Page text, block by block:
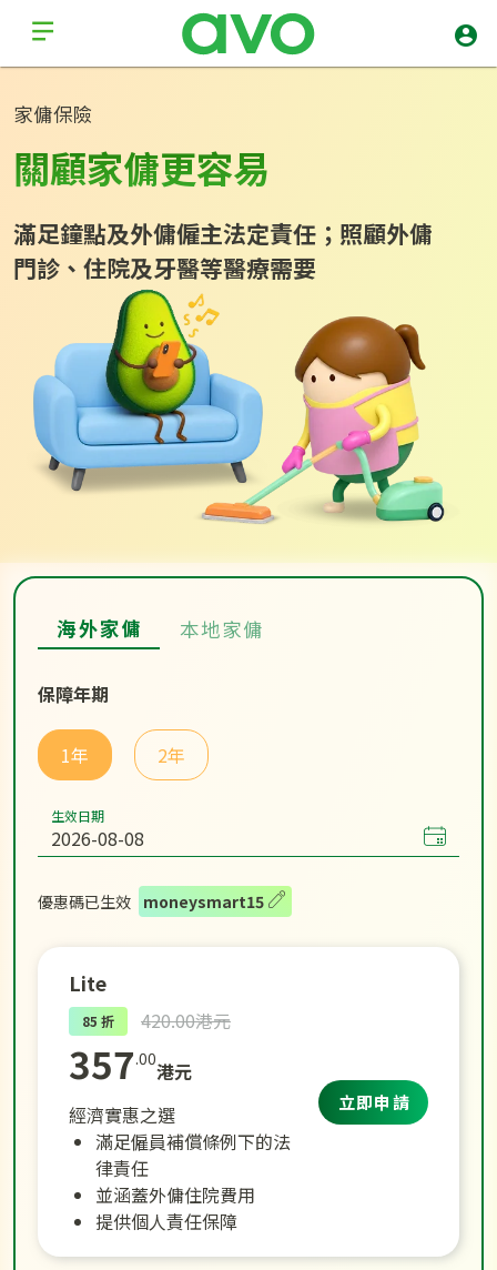
家傭保險
關顧家傭更容易
滿足鐘點及外傭僱主法定責任；照顧外傭
門‍診、住院及牙‍醫等醫療需要
海外家傭 本地家傭
保障年期
1年 2年
生效日期
優惠碼已生效 moneysmart15
Lite
85 折 420.00港元
357.00港元
經濟實惠之選
滿足僱員補償條例下的法
律責任
並涵蓋外傭住院費用
提供個人責任保障
立即申請